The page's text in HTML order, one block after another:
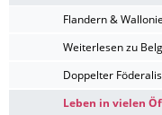
Flandern &
Weiterlesen zu
Doppelter
Leben in vielen